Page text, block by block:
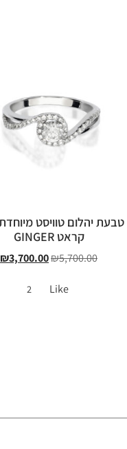
קראט GINGER
₪5,700.00
₪3,700.00
Like
2